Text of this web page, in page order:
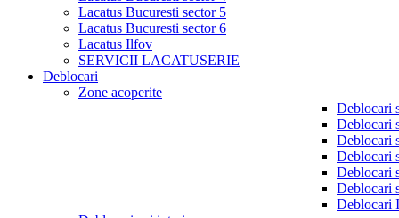
Lacatus Bucuresti sector 5
Lacatus Bucuresti sector 6
Lacatus Ilfov
SERVICII LACATUSERIE
Deblocari
Zone acoperite
Deblocari
Deblocari
Deblocari
Deblocari
Deblocari
Deblocari
Deblocari